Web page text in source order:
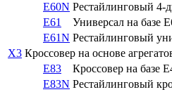
E60N Рестайлинговый 4-
E61
Универсал на базе
E61N Рестайлинговый
X3 Кроссовер на основе
E83
Кроссовер на базе
E83N Рестайлинговый